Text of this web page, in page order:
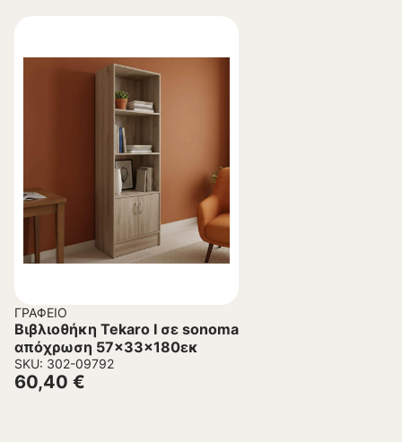
ΓΡΑΦΕΊΟ
Βιβλιοθήκη Tekaro I σε sonoma
απόχρωση 57x33x180εκ
SKU: 302-09792
60,40 €